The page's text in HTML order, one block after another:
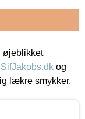
øjeblikket
SifJakobs.dk og
lækre smykker.